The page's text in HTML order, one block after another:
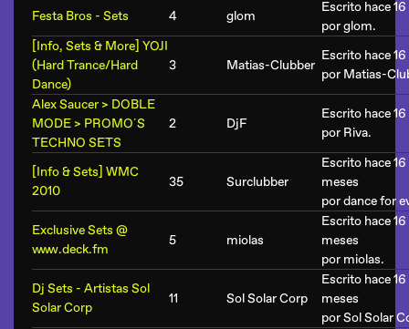
Festa Bros - Sets
4 glom
Escrito hace
porglom.
[Info, Sets & More] YOJI
(Hard Trance/Hard
Dance)
3 Matias-Clubber
Escrito hace
por Matias-
Alex Saucer > DOBLE
MODE > PROMO´S
TECHNO SETS
2 DjF
Escrito hace
por Riva.
[Info & Sets] WMC
2010
35 Surclubber
Escrito hace
meses
pordance for
Exclusive Sets @
www.deck.fm
5 miolas
Escrito hace
meses
por miolas.
Dj Sets - Artistas Sol
Solar Corp
11 Sol Solar Corp
Escrito hace
meses
porSol Solar